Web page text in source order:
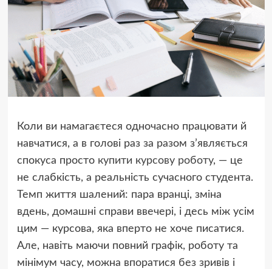
Коли ви намагаєтеся одночасно працювати й
навчатися, а в голові раз за разом з’являється
спокуса просто купити курсову роботу, — це
не слабкість, а реальність сучасного студента.
Темп життя шалений: пара вранці, зміна
вдень, домашні справи ввечері, і десь між усім
цим — курсова, яка вперто не хоче писатися.
Але, навіть маючи повний графік, роботу та
мінімум часу, можна впоратися без зривів і